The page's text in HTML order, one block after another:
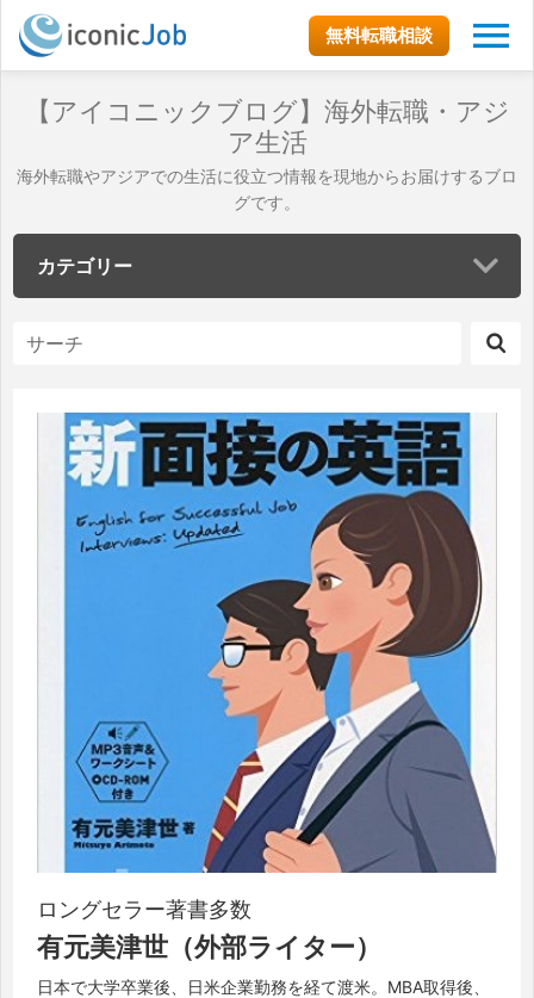
無料転職相談
【アイコニックブログ】海外転職・アジ
ア生活
海外転職やアジアでの生活に役立つ情報を現地からお届けするブロ
グです。
カテゴリー
ロングセラー著書多数
有元美津世（外部ライター）
日本で大学卒業後、日米企業勤務を経て渡米。MBA取得後、